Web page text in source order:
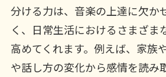
分ける力は、音楽の上達に欠か
く、日常生活におけるさまざま
高めてくれます。例えば、家族
や話し方の変化から感情を読み